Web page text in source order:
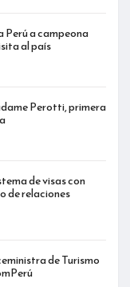
Perú a campeona
al país
Perotti, primera
de visas con
de relaciones
de Turismo